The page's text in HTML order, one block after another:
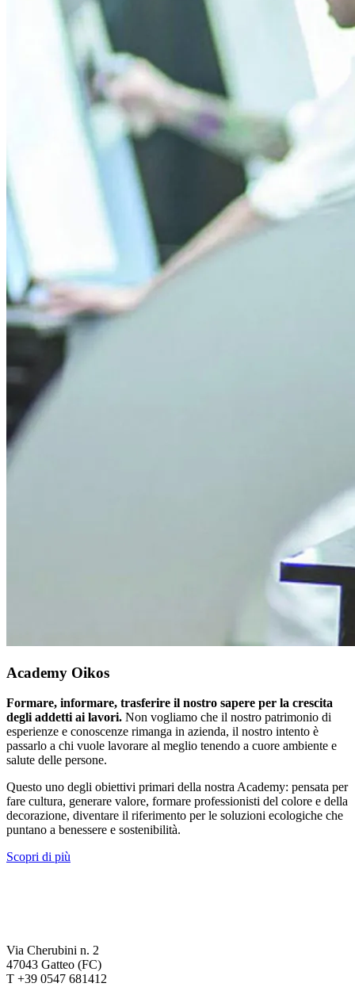
Academy Oikos
Formare, informare, trasferire il nostro sapere per la crescita
degli addetti ai lavori. Non vogliamo che il nostro patrimonio di
esperienze e conoscenze rimanga in azienda, il nostro intento è
passarlo a chi vuole lavorare al meglio tenendo a cuore ambiente e
salute delle persone.
Questo uno degli obiettivi primari della nostra Academy: pensata per
fare cultura, generare valore, formare professionisti del colore e della
decorazione, diventare il riferimento per le soluzioni ecologiche che
puntano a benessere e sostenibilità.
Scopri di più
Via Cherubini n. 2
47043 Gatteo (FC)
T +39 0547 681412